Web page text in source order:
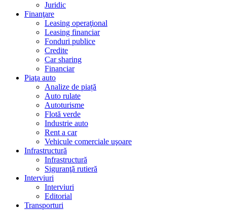
Juridic
Finanţare
Leasing operaţional
Leasing financiar
Fonduri publice
Credite
Car sharing
Financiar
Piaţa auto
Analize de piață
Auto rulate
Autoturisme
Flotă verde
Industrie auto
Rent a car
Vehicule comerciale uşoare
Infrastructură
Infrastructură
Siguranţă rutieră
Interviuri
Interviuri
Editorial
Transporturi